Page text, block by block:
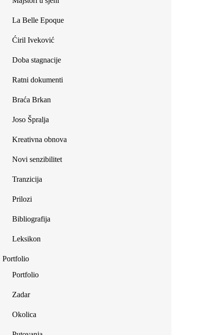
La Belle Epoque
Ćiril Iveković
Doba stagnacije
Ratni dokumenti
Braća Brkan
Joso Špralja
Kreativna obnova
Novi senzibilitet
Tranzicija
Prilozi
Bibliografija
Leksikon
Portfolio
Portfolio
Zadar
Okolica